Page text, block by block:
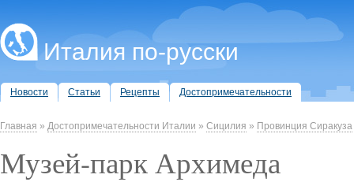
Италия по-русски
Новости Статьи Рецепты Достопримечательности
Главная » Достопримечательности Италии » Сицилия » Провинция Сиракуза
Музей-парк Архимеда